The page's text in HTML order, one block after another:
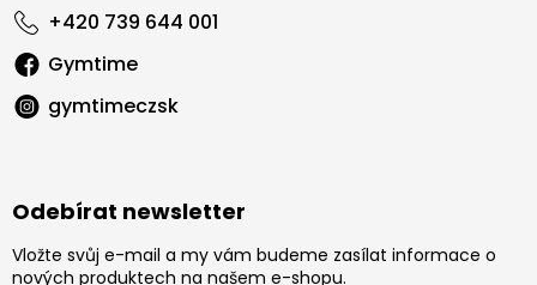
+420 739 644 001
Gymtime
gymtimeczsk
Odebírat newsletter
Vložte svůj e-mail a my vám budeme zasílat informace o
nových produktech na našem e-shopu.